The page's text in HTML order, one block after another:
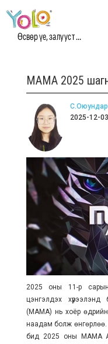
Өсвөр үе, залууст ...
МАМА 2025
2025-12-03
2025 оны 11-р
цэнгэлдэх
(MAMA) нь хоёр
наадам болж өнгөрлөө.
бид 2025 оны MAMA